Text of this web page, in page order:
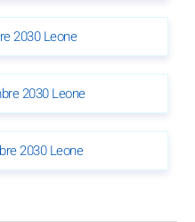
2030 Leone
2030 Leone
2030 Leone